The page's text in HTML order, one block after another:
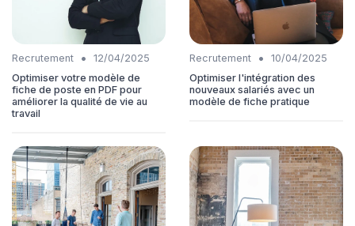
Recrutement •
12/04/2025
Optimiser votre modèle de
fiche de poste en PDF pour
améliorer la qualité de vie au
travail
Recrutement •
10/04/2025
Optimiser l'intégration des
nouveaux salariés avec un
modèle de fiche pratique